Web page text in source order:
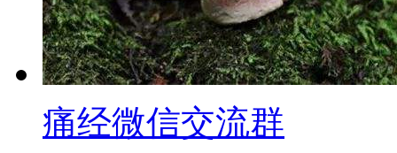
痛经微信交流群